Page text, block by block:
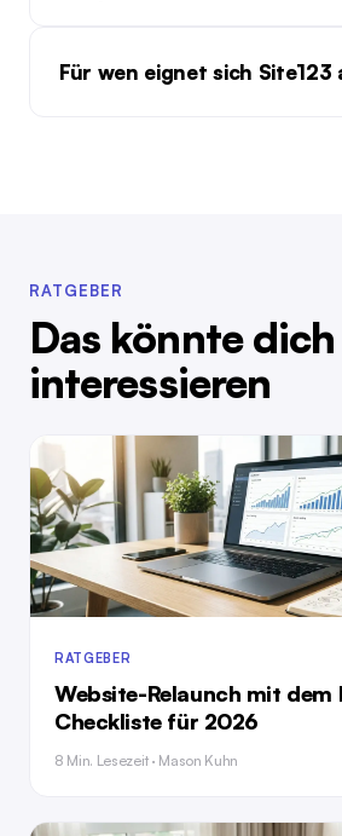
Für wen eignet sich Site123
RATGEBER
Das könnte
interessieren
RATGEBER
Website-Relaunch mit dem
Checkliste für 2026
8 Min. Lesezeit · Mason Kuhn